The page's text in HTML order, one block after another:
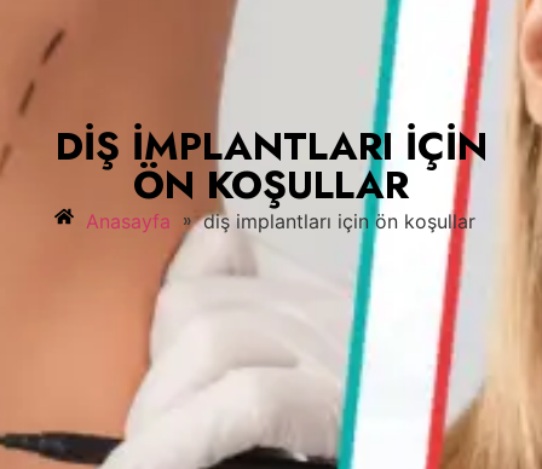
DIŞ IMPLANTLARI IÇIN
ÖN KOŞULLAR
Anasayfa » diş implantları için ön koşullar